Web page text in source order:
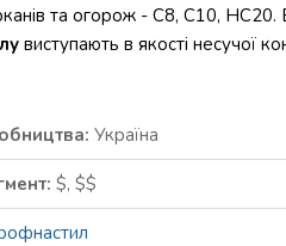
та огорож - С8, С10, НС20.
виступають в якості несучої
Україна
$, $$